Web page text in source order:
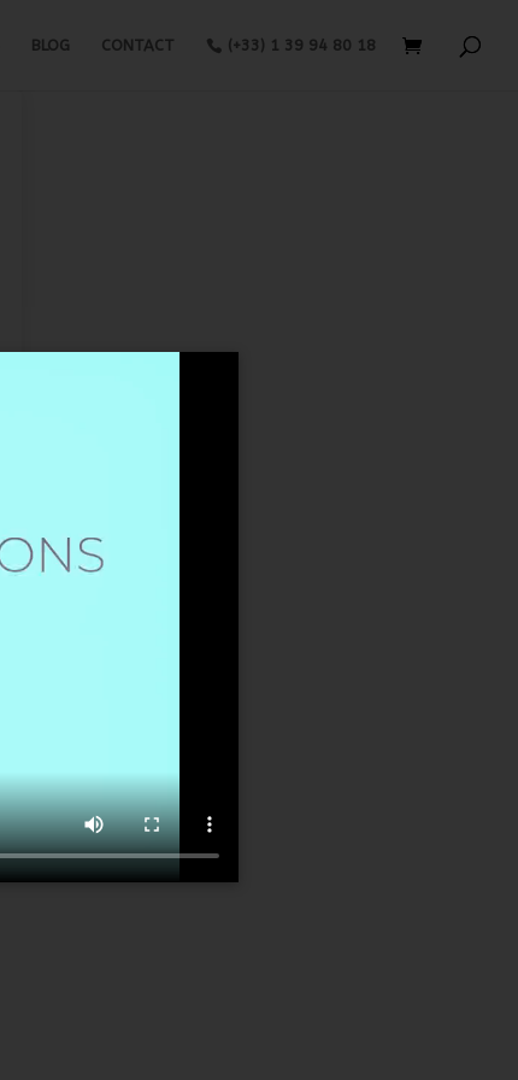
BLOG CONTACT (+33) 1 39 94 80 18